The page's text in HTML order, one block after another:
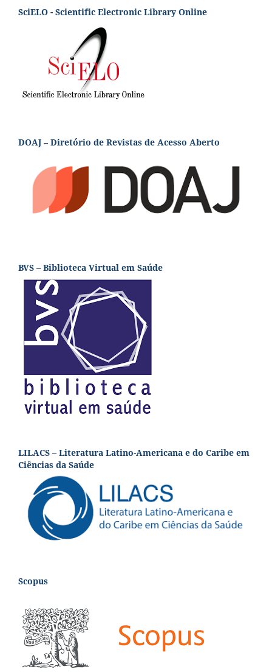
SciELO - Scientific Electronic Library Online
DOAJ – Diretório de Revistas de Acesso Aberto
BVS – Biblioteca Virtual em Saúde
LILACS – Literatura Latino-Americana e do Caribe em
Ciências da Saúde
Scopus